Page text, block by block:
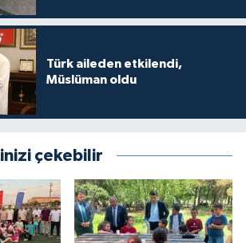
Türk aileden etkilendi,
Müslüman oldu
çekebilir
Müftülüğü
Müftülüğü